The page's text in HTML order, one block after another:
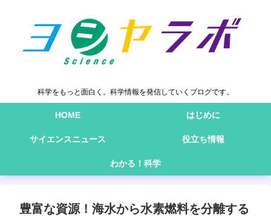
科学をもっと面白く。科学情報を発信していくブログです。
HOME はじめに
サイエンスニュース 役立ち情報
わかる！科学
豊富な資源！海水から水素燃料を分離する